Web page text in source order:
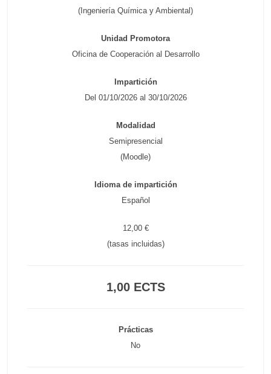
(Ingeniería Química y Ambiental)
Unidad Promotora
Oficina de Cooperación al Desarrollo
Impartición
Del 01/10/2026 al 30/10/2026
Modalidad
Semipresencial
(Moodle)
Idioma de impartición
Español
12,00 €
(tasas incluidas)
1,00 ECTS
Prácticas
No